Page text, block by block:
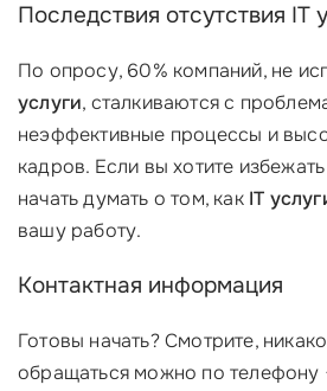
Последствия отсутствия IT
По опросу, 60% компаний, не
услуги, сталкиваются с
неэффективные процессы и
кадров. Если вы хотите
начать думать о том, как IT
вашу работу.
Контактная информация
Готовы начать? Смотрите,
обращаться можно по телефону